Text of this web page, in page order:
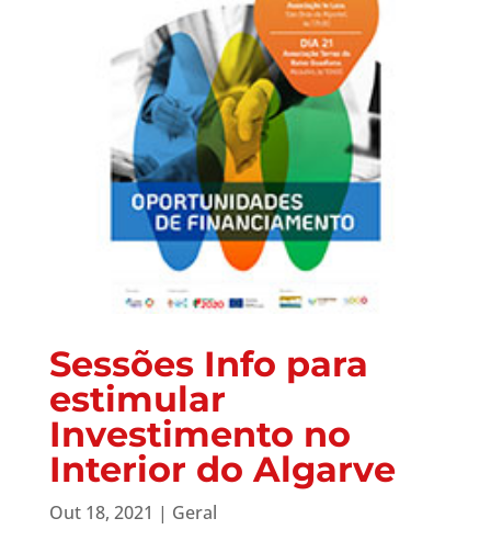
Sessões Info para
estimular
Investimento no
Interior do Algarve
Out 18, 2021 | Geral